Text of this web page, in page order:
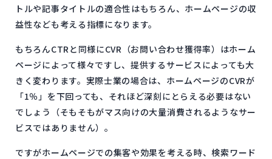
トルや記事タイトルの適合性はもちろん、ホームページの収
益性なども考える指標になります。
もちろんCTRと同様にCVR（お問い合わせ獲得率）はホーム
ページによって様々ですし、提供するサービスによっても大
きく変わります。実際士業の場合は、ホームページのCVRが
「1％」を下回っても、それほど深刻にとらえる必要はない
でしょう（そもそもがマス向けの大量消費されるようなサー
ビスではありません）。
ですがホームページでの集客や効果を考える時、検索ワード